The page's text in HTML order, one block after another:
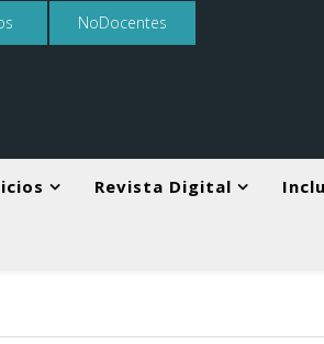
NoDocentes
Revista Digital